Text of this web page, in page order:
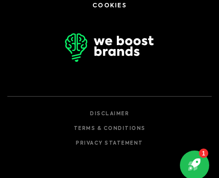
COOKIES
DISCLAIMER
TERMS & CONDITIONS
PRIVACY STATEMENT